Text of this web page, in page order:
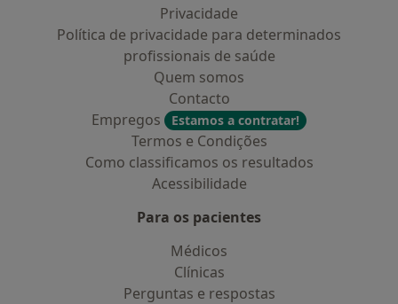
Privacidade
Política de privacidade para determinados
profissionais de saúde
Quem somos
Contacto
Empregos
Estamos a contratar!
Termos e Condições
Como classificamos os resultados
Acessibilidade
Para os pacientes
Médicos
Clínicas
Perguntas e respostas